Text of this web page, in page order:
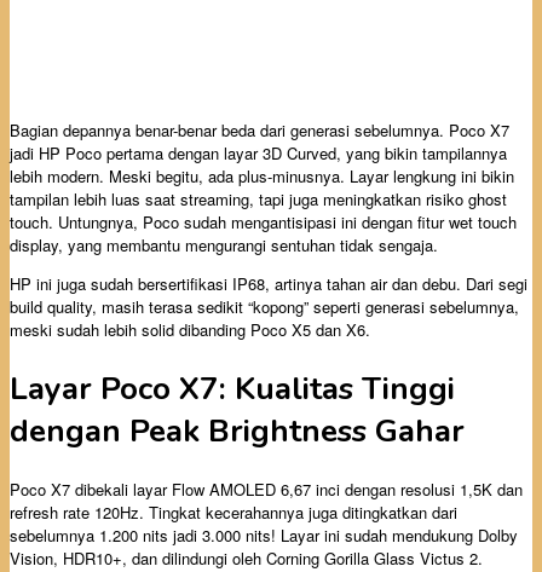
Bagian depannya benar-benar beda dari generasi sebelumnya. Poco X7
jadi HP Poco pertama dengan layar 3D Curved, yang bikin tampilannya
lebih modern. Meski begitu, ada plus-minusnya. Layar lengkung ini bikin
tampilan lebih luas saat streaming, tapi juga meningkatkan risiko ghost
touch. Untungnya, Poco sudah mengantisipasi ini dengan fitur wet touch
display, yang membantu mengurangi sentuhan tidak sengaja.
HP ini juga sudah bersertifikasi IP68, artinya tahan air dan debu. Dari segi
build quality, masih terasa sedikit “kopong” seperti generasi sebelumnya,
meski sudah lebih solid dibanding Poco X5 dan X6.
Layar Poco X7: Kualitas Tinggi
dengan Peak Brightness Gahar
Poco X7 dibekali layar Flow AMOLED 6,67 inci dengan resolusi 1,5K dan
refresh rate 120Hz. Tingkat kecerahannya juga ditingkatkan dari
sebelumnya 1.200 nits jadi 3.000 nits! Layar ini sudah mendukung Dolby
Vision, HDR10+, dan dilindungi oleh Corning Gorilla Glass Victus 2.